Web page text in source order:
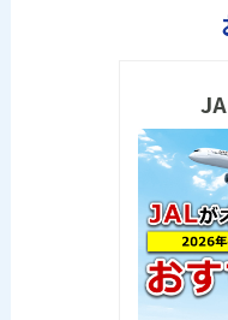
マイクーポンの譲渡は
だけます。何らかの事
利用されなかった場合
予約画面でマイクーポ
きない場合も含め、い
引を行う事はできませ
予約後の変更（日程変
直しが必要です。